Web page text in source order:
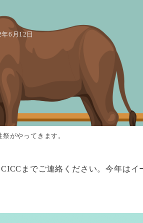
6月12日
がやってきます。
までご連絡ください。今年は